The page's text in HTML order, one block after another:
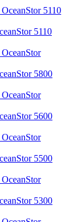
5110
5800
5600
5500
5300